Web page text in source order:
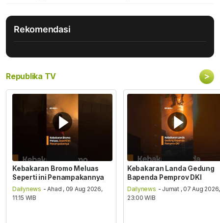
Rekomendasi
Republika TV >
Kebakaran Bromo Meluas
Seperti ini Penampakannya
Dailynews - Ahad , 09 Aug 2026,
11:15 WIB
Kebakaran Landa Gedung
Bapenda Pemprov DKI
Dailynews - Jumat , 07 Aug 2026,
23:00 WIB